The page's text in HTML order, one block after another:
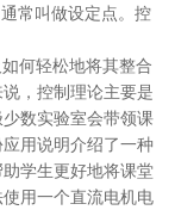
常叫做设定点。控
何轻松地将其整合
，控制理论主要是
数实验室会带领课
用说明介绍了一种
学生更好地将课堂
用一个直流电机电